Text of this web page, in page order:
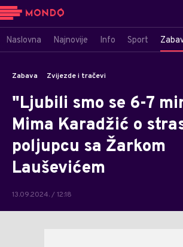
Naslovna Najnovije Info Sport
Zabava Zvijezde i tračevi
"Ljubili smo se 6-7
Mima Karadžić o
poljupcu sa Žarkom
Lauševićem
13.09.2024. / 12:18